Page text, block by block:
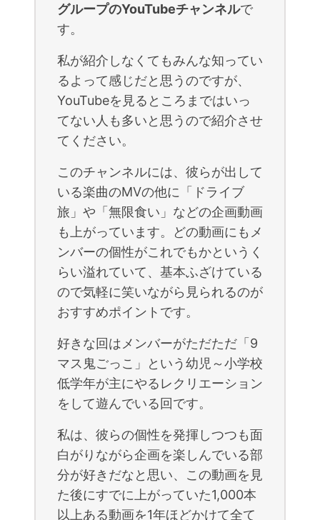
グループのYouTubeチャンネルで
す。
私が紹介しなくてもみんな知ってい
るよって感じだと思うのですが、
YouTubeを見るところまではいっ
てない人も多いと思うので紹介させ
てください。
このチャンネルには、彼らが出して
いる楽曲のMVの他に「ドライブ
旅」や「無限食い」などの企画動画
も上がっています。どの動画にもメ
ンバーの個性がこれでもかというく
らい溢れていて、基本ふざけている
ので気軽に笑いながら見られるのが
おすすめポイントです。
好きな回はメンバーがただただ「9
マス鬼ごっこ」という幼児～小学校
低学年が主にやるレクリエーション
をして遊んでいる回です。
私は、彼らの個性を発揮しつつも面
白がりながら企画を楽しんでいる部
分が好きだなと思い、この動画を見
た後にすでに上がっていた1,000本
以上ある動画を1年ほどかけて全て